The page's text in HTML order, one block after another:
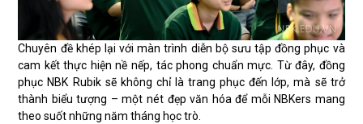
Chuyên đề khép lại với màn trình diễn bộ sưu tập đồng phục và
cam kết thực hiện nề nếp, tác phong chuẩn mực. Từ đây, đồng
phục NBK Rubik sẽ không chỉ là trang phục đến lớp, mà sẽ trở
thành biểu tượng – một nét đẹp văn hóa để mỗi NBKers mang
theo suốt những năm tháng học trò.